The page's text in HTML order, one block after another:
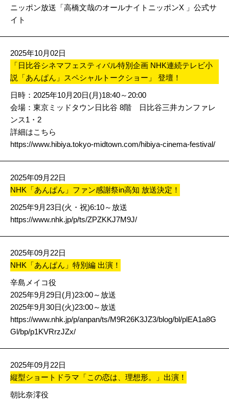
ニッポン放送「高橋文哉のオールナイトニッポンX 」公式サ
イト
2025年10月02日
「日比谷シネマフェスティバル特別企画 NHK連続テレビ小
説「あんぱん」スペシャルトークショー」 登壇！
日時：2025年10月20日(月)18:40～20:00
会場：東京ミッドタウン日比谷 8階 日比谷三井カンファレ
ンス1・2
詳細はこちら
https://www.hibiya.tokyo-midtown.com/hibiya-cinema-festival/
2025年09月22日
NHK「あんぱん」ファン感謝祭in高知 放送決定！
2025年9月23日(火・祝)6:10～放送
https://www.nhk.jp/p/ts/ZPZKKJ7M9J/
2025年09月22日
NHK「あんぱん」特別編 出演！
辛島メイコ役
2025年9月29日(月)23:00～放送
2025年9月30日(火)23:00～放送
https://www.nhk.jp/p/anpan/ts/M9R26K3JZ3/blog/bl/plEA1a8G
Gl/bp/p1KVRrzJZx/
2025年09月22日
縦型ショートドラマ「この恋は、理想形。」出演！
朝比奈澪役